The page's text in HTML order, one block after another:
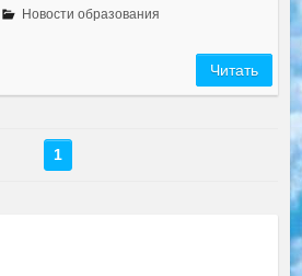
Новости образования
Читать
1